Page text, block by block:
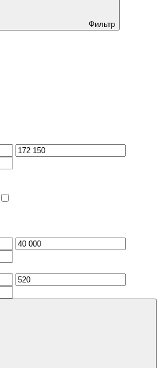
Фильтр